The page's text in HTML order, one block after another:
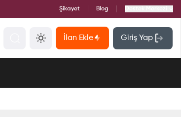
Şikayet Blog
İlan Ekle Giriş Yap